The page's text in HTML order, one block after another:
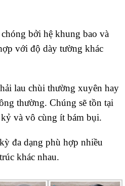
bởi hệ khung bao và
với độ dày tường khác
lau chùi thường xuyên hay
thường. Chúng sẽ tồn tại
và vô cùng ít bám bụi.
đa dạng phù hợp nhiều
khác nhau.